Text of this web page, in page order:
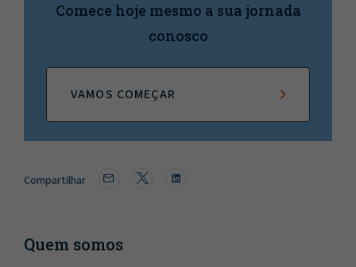
Comece hoje mesmo a sua jornada
conosco
VAMOS COMEÇAR
Compartilhar
Quem somos